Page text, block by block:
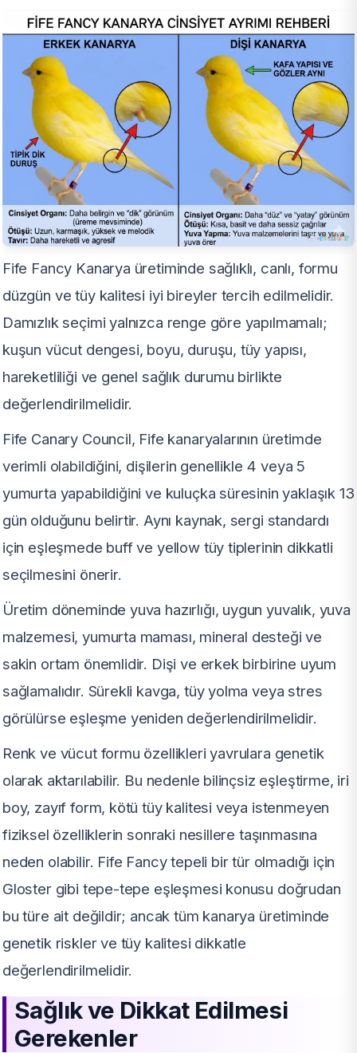
Fife Fancy Kanarya üretiminde sağlıklı, canlı, formu
düzgün ve tüy kalitesi iyi bireyler tercih edilmelidir.
Damızlık seçimi yalnızca renge göre yapılmamalı;
kuşun vücut dengesi, boyu, duruşu, tüy yapısı,
hareketliliği ve genel sağlık durumu birlikte
değerlendirilmelidir.
Fife Canary Council, Fife kanaryalarının üretimde
verimli olabildiğini, dişilerin genellikle 4 veya 5
yumurta yapabildiğini ve kuluçka süresinin yaklaşık 13
gün olduğunu belirtir. Aynı kaynak, sergi standardı
için eşleşmede buff ve yellow tüy tiplerinin dikkatli
seçilmesini önerir.
Üretim döneminde yuva hazırlığı, uygun yuvalık, yuva
malzemesi, yumurta maması, mineral desteği ve
sakin ortam önemlidir. Dişi ve erkek birbirine uyum
sağlamalıdır. Sürekli kavga, tüy yolma veya stres
görülürse eşleşme yeniden değerlendirilmelidir.
Renk ve vücut formu özellikleri yavrulara genetik
olarak aktarılabilir. Bu nedenle bilinçsiz eşleştirme, iri
boy, zayıf form, kötü tüy kalitesi veya istenmeyen
fiziksel özelliklerin sonraki nesillere taşınmasına
neden olabilir. Fife Fancy tepeli bir tür olmadığı için
Gloster gibi tepe-tepe eşleşmesi konusu doğrudan
bu türe ait değildir; ancak tüm kanarya üretiminde
genetik riskler ve tüy kalitesi dikkatle
değerlendirilmelidir.
Sağlık ve Dikkat Edilmesi
Gerekenler